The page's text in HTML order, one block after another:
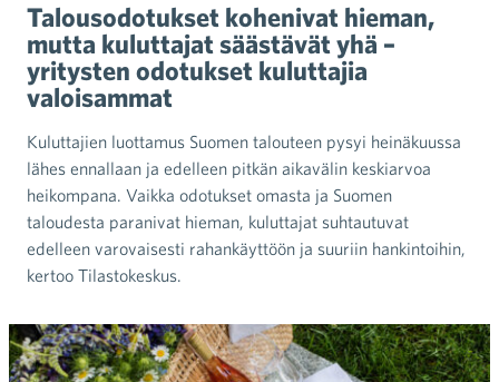
Talousodotukset kohenivat hieman,
mutta kuluttajat säästävät yhä –
yritysten odotukset kuluttajia
valoisammat
Kuluttajien luottamus Suomen talouteen pysyi heinäkuussa
lähes ennallaan ja edelleen pitkän aikavälin keskiarvoa
heikompana. Vaikka odotukset omasta ja Suomen
taloudesta paranivat hieman, kuluttajat suhtautuvat
edelleen varovaisesti rahankäyttöön ja suuriin hankintoihin,
kertoo Tilastokeskus.